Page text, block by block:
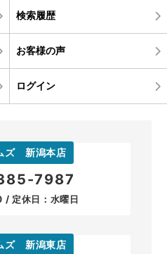
検索履歴
お客様の声
ログイン
ズ 新潟本店
7987
定休日：水曜日
ズ 新潟東店